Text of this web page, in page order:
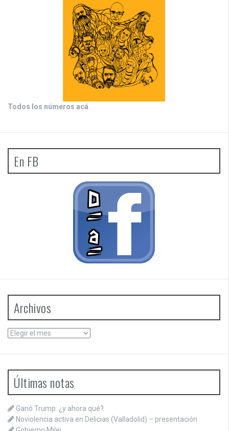
Todos los números acá.
En FB
Archivos
Archivos
Últimas notas
Ganó Trump: ¿y ahora qué?
Noviolencia activa en Delicias (Valladolid) – presentación